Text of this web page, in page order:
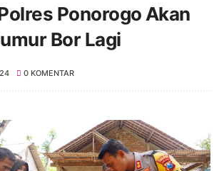
Ponorogo Akan
Bor Lagi
0 KOMENTAR